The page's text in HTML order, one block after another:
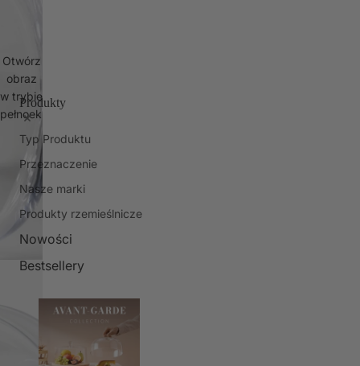
Produkty
Typ Produktu
Przeznaczenie
Nasze marki
Produkty rzemieślnicze
Nowości
Bestsellery
Otwórz
obraz
w trybie
pełnoekranowym